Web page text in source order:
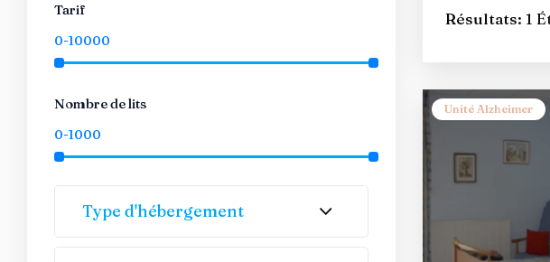
Résultats: 1
Unité Alzheimer
Tarif
Nombre de lits
Type d'hébergement